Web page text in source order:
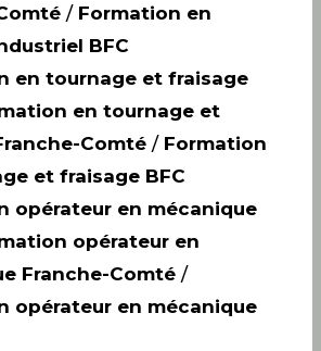
/ Formation en
BFC
en tournage et fraisage
en tournage et
Comté / Formation
et fraisage BFC
opérateur en mécanique
opérateur en
Franche-Comté /
opérateur en mécanique